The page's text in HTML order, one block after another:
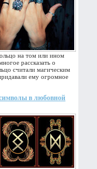
на том или ином
рассказать о
считали магическим
ему огромное
в любовной